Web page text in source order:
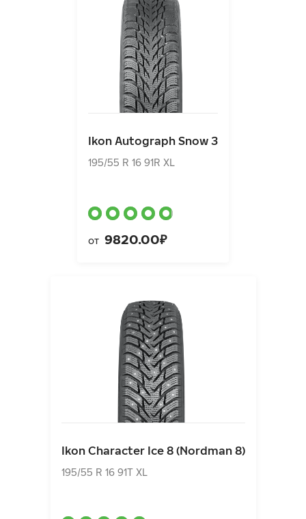
Ikon Autograph Snow 3
195/55 R 16 91R XL
от 9820.00₽
Ikon Character Ice 8 (Nordman 8)
195/55 R 16 91T XL
Ikon Autograph Snow 3
195/55 R 16 91R XL
от9820.00₽
Ikon Character Ice 8 (Nordman 8)
195/55 R 16 91T XL
от10080.00₽